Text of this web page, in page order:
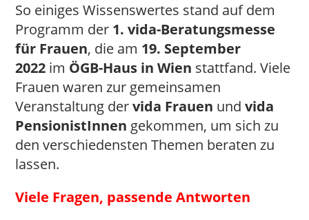
So einiges Wissenswertes stand auf dem
Programm der 1. vida-Beratungsmesse
für Frauen, die am 19. September
2022 im ÖGB-Haus in Wien stattfand. Viele
Frauen waren zur gemeinsamen
Veranstaltung dervida Frauen undvida
PensionistInnen gekommen, um sich zu
den verschiedensten Themen beraten zu
lassen.
Viele Fragen, passende Antworten